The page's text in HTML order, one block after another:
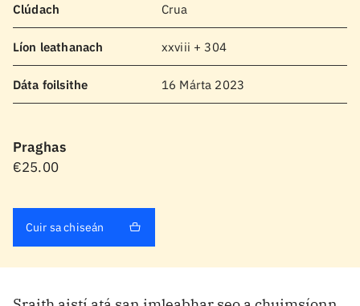
Clúdach Crua
Líon leathanach xxviii + 304
Dáta foilsithe 16 Márta 2023
Praghas
€25.00
Cuir sa chiseán